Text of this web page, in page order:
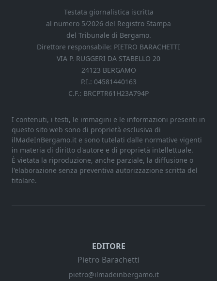
Testata giornalistica iscritta
al numero 5/2026 del Registro Stampa
del Tribunale di Bergamo.
Direttore responsabile: PIETRO BARACHETTI
VIA P. RUGGERI DA STABELLO 20
24123 BERGAMO
P.I.: 04581440163
C.F.: BRCPTR61H23A794P
I contenuti, i testi, le immagini e le informazioni presenti in
questo sito web sono di proprietà esclusiva di
ilMadeInBergamo.it e sono tutelati dalle normative vigenti
in materia di diritto d'autore e di proprietà intellettuale.
È vietata la riproduzione, anche parziale, la diffusione o
l'elaborazione senza preventiva autorizzazione scritta del
titolare.
EDITORE
Pietro Barachetti
pietro@ilmadeinbergamo.it